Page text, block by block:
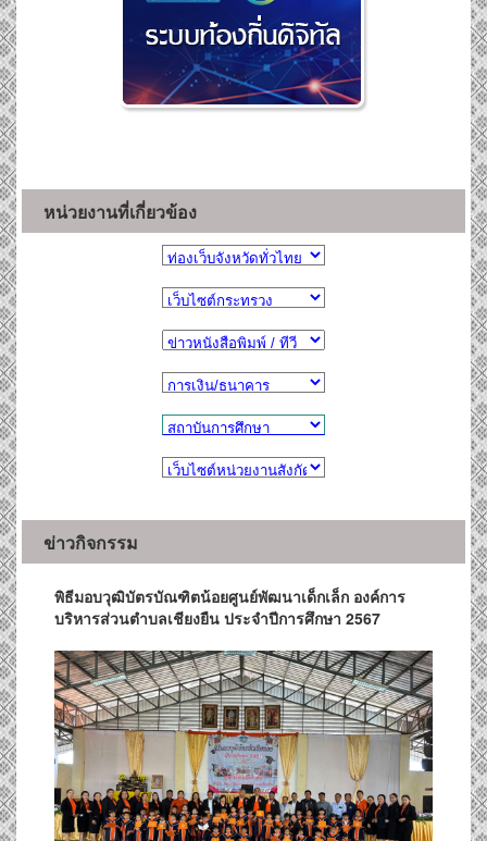
หน่วยงานที่เกี่ยวข้อง
ข่าวกิจกรรม
พิธีมอบวุฒิบัตรบัณฑิตน้อยศูนย์พัฒนาเด็กเล็ก องค์การ
บริหารส่วนตำบลเชียงยืน ประจำปีการศึกษา 2567